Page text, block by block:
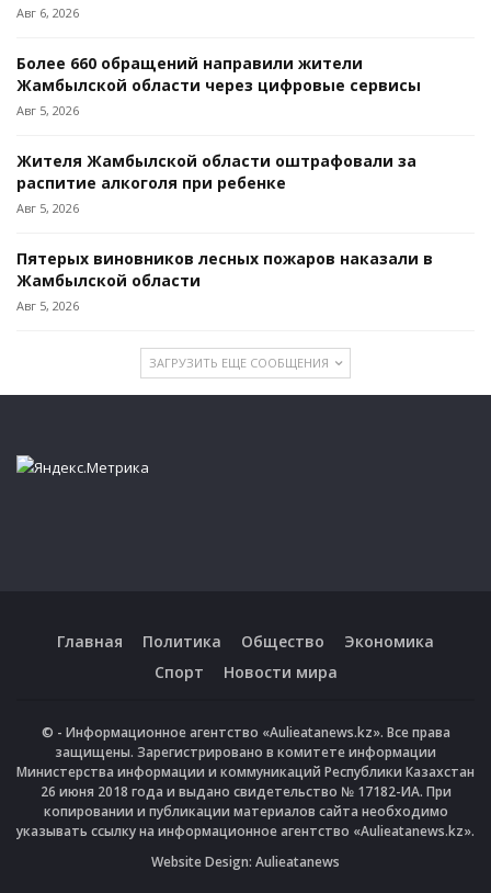
Авг 6, 2026
Более 660 обращений направили жители
Жамбылской области через цифровые сервисы
Авг 5, 2026
Жителя Жамбылской области оштрафовали за
распитие алкоголя при ребенке
Авг 5, 2026
Пятерых виновников лесных пожаров наказали в
Жамбылской области
Авг 5, 2026
ЗАГРУЗИТЬ ЕЩЕ СООБЩЕНИЯ
Главная Политика Общество
Экономика
Спорт
Новости мира
© - Информационное агентство «Aulieatanews.kz». Все права
защищены. Зарегистрировано в комитете информации
Министерства информации и коммуникаций Республики Казахстан
26 июня 2018 года и выдано свидетельство № 17182-ИА. При
копировании и публикации материалов сайта необходимо
указывать ссылку на информационное агентство «Aulieatanews.kz».
Website Design: Aulieatanews